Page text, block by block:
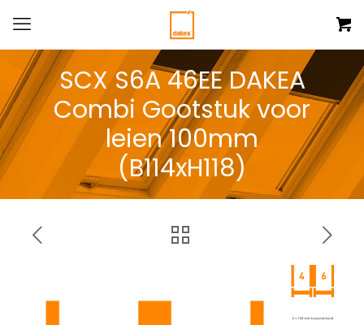
SCX S6A 46EE DAKEA
Combi Gootstuk voor
leien 100mm
(B114xH118)